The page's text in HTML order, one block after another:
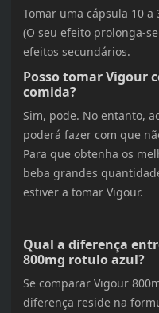
Tomar uma cápsula 10
(O seu efeito prolonga-
efeitos secundários.
Posso tomar Vigour
comida?
Sim, pode. No entanto,
poderá fazer com que
Para que obtenha os
beba grandes
estiver a tomar Vigour.
Qual a diferença
800mg rotulo azul?
Se comparar Vigour
diferença reside na